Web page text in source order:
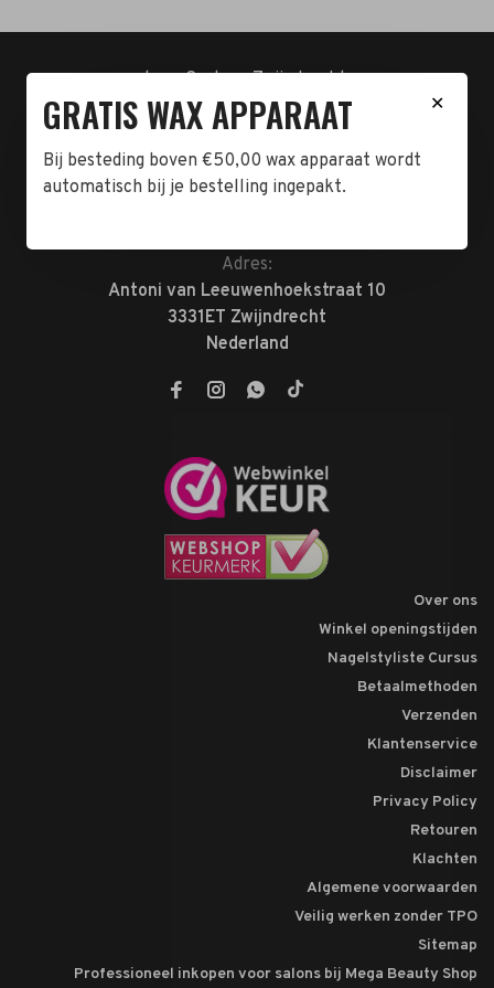
t.n.v. Cartero Zwijndrecht.
IBAN : NL23ABNA0478555466
BTW-NL858962676B01
KVK-72047070
Adres:
Antoni van Leeuwenhoekstraat 10
3331ET Zwijndrecht
Nederland
Over ons
Winkel openingstijden
Nagelstyliste Cursus
Betaalmethoden
Verzenden
Klantenservice
Disclaimer
Privacy Policy
Retouren
Klachten
Algemene voorwaarden
Veilig werken zonder TPO
Sitemap
Professioneel inkopen voor salons bij Mega Beauty Shop
✕
GRATIS WAX APPARAAT
Bij besteding boven €50,00 wax apparaat wordt
automatisch bij je bestelling ingepakt.